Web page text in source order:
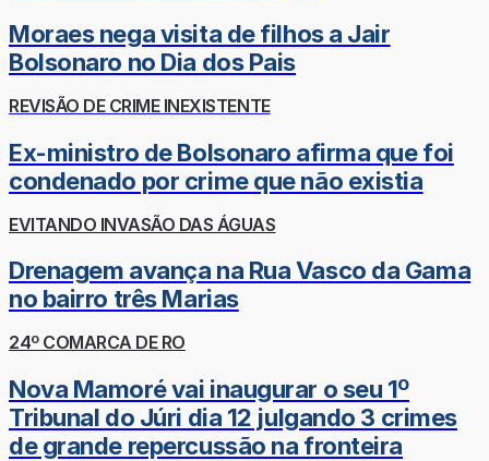
Moraes nega visita de filhos a Jair
Bolsonaro no Dia dos Pais
REVISÃO DE CRIME INEXISTENTE
Ex-ministro de Bolsonaro afirma que foi
condenado por crime que não existia
EVITANDO INVASÃO DAS ÁGUAS
Drenagem avança na Rua Vasco da Gama
no bairro três Marias
24º COMARCA DE RO
Nova Mamoré vai inaugurar o seu 1º
Tribunal do Júri dia 12 julgando 3 crimes
de grande repercussão na fronteira